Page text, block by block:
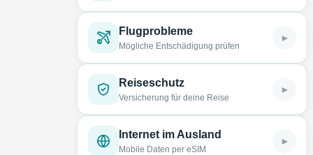
Flugprobleme
Mögliche Entschädigung prüfen
►
Reiseschutz
Versicherung für deine Reise
►
Internet im Ausland
Mobile Daten per eSIM
►